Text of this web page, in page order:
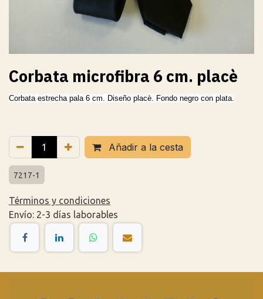
Corbata microfibra 6 cm. placè
Corbata estrecha pala 6 cm. Diseño placè. Fondo negro con plata.
Añadir a la cesta
7217-1
Términos y condiciones
Envío: 2-3 días laborables